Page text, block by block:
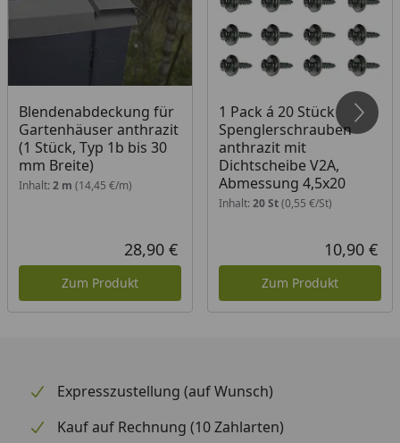
Bitte beachten Sie: Die Dachrinnen können auch ohne
Traufbretter montiert werden, allerdings müssen die
Rinneisen entsprechend der Dachneigung bauseits
Schrauben für die Befestigung der Rinnenhalter sind
nicht im Lieferumfang enthalten.
Montageanleitung Wulstrinne Typ 250
Blendenabdeckung für
Gartenhäuser anthrazit
(1 Stück, Typ 1b bis 30
mm Breite)
Inhalt: 2 m (14,45 €/m)
Aktueller Preis
28,90 €
Zum Produkt
1 Pack á 20 Stück
Spenglerschrauben
anthrazit mit
Dichtscheibe V2A,
Abmessung 4,5x20
Inhalt: 20 St(0,55 €/St)
10,90 €
Zum Produkt
Expresszustellung (auf Wunsch)
Kauf auf Rechnung (10 Zahlarten)